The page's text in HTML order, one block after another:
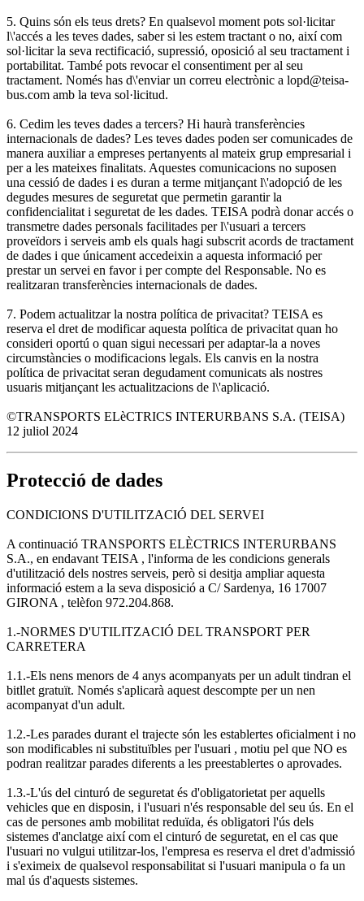
5. Quins són els teus drets? En qualsevol moment pots sol·licitar
l\'accés a les teves dades, saber si les estem tractant o no, així com
sol·licitar la seva rectificació, supressió, oposició al seu tractament i
portabilitat. També pots revocar el consentiment per al seu
tractament. Només has d\'enviar un correu electrònic a lopd@teisa-
bus.com amb la teva sol·licitud.
6. Cedim les teves dades a tercers? Hi haurà transferències
internacionals de dades? Les teves dades poden ser comunicades de
manera auxiliar a empreses pertanyents al mateix grup empresarial i
per a les mateixes finalitats. Aquestes comunicacions no suposen
una cessió de dades i es duran a terme mitjançant l\'adopció de les
degudes mesures de seguretat que permetin garantir la
confidencialitat i seguretat de les dades. TEISA podrà donar accés o
transmetre dades personals facilitades per l\'usuari a tercers
proveïdors i serveis amb els quals hagi subscrit acords de tractament
de dades i que únicament accedeixin a aquesta informació per
prestar un servei en favor i per compte del Responsable. No es
realitzaran transferències internacionals de dades.
7. Podem actualitzar la nostra política de privacitat? TEISA es
reserva el dret de modificar aquesta política de privacitat quan ho
consideri oportú o quan sigui necessari per adaptar-la a noves
circumstàncies o modificacions legals. Els canvis en la nostra
política de privacitat seran degudament comunicats als nostres
usuaris mitjançant les actualitzacions de l\'aplicació.
©TRANSPORTS ELèCTRICS INTERURBANS S.A. (TEISA)
12 juliol 2024
Protecció de dades
CONDICIONS D'UTILITZACIÓ DEL SERVEI
A continuació TRANSPORTS ELÈCTRICS INTERURBANS
S.A., en endavant TEISA , l'informa de les condicions generals
d'utilització dels nostres serveis, però si desitja ampliar aquesta
informació estem a la seva disposició a C/ Sardenya, 16 17007
GIRONA , telèfon 972.204.868.
1.-NORMES D'UTILITZACIÓ DEL TRANSPORT PER
CARRETERA
1.1.-Els nens menors de 4 anys acompanyats per un adult tindran el
bitllet gratuït. Només s'aplicarà aquest descompte per un nen
acompanyat d'un adult.
1.2.-Les parades durant el trajecte són les establertes oficialment i no
son modificables ni substituïbles per l'usuari , motiu pel que NO es
podran realitzar parades diferents a les preestablertes o aprovades.
1.3.-L'ús del cinturó de seguretat és d'obligatorietat per aquells
vehicles que en disposin, i l'usuari n'és responsable del seu ús. En el
cas de persones amb mobilitat reduïda, és obligatori l'ús dels
sistemes d'anclatge així com el cinturó de seguretat, en el cas que
l'usuari no vulgui utilitzar-los, l'empresa es reserva el dret d'admissió
i s'eximeix de qualsevol responsabilitat si l'usuari manipula o fa un
mal ús d'aquests sistemes.